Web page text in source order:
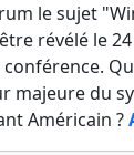
le sujet
révélé le
majeure du
Américain ?